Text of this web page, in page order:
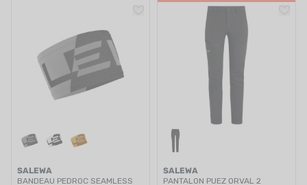
SALEWA
BANDEAU PEDROC SEAMLESS
SALEWA
PANTALON PUEZ ORVAL 2